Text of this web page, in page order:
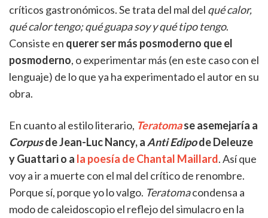
críticos gastronómicos. Se trata del mal del qué calor,
qué calor tengo; qué guapa soy y qué tipo tengo.
Consiste en querer ser más posmoderno que el
posmoderno, o experimentar más (en este caso con el
lenguaje) de lo que ya ha experimentado el autor en su
obra.
En cuanto al estilo literario, Teratomase asemejaría a
Corpusde Jean-Luc Nancy, a Anti Edipode Deleuze
y Guattari o a la poesía de Chantal Maillard. Así que
voy a ir a muerte con el mal del crítico de renombre.
Porque sí, porque yo lo valgo. Teratomacondensa a
modo de caleidoscopio el reflejo del simulacro en la